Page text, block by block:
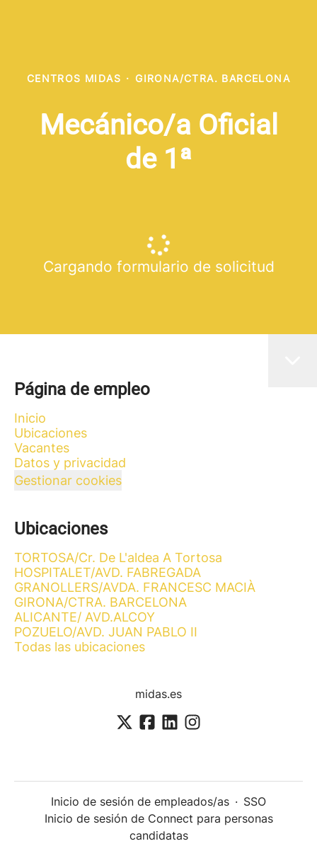
CENTROS MIDAS · GIRONA/CTRA. BARCELONA
Mecánico/a Oficial
de 1ª
Cargando formulario de solicitud
Página de empleo
Inicio
Ubicaciones
Vacantes
Datos y privacidad
Gestionar cookies
Ubicaciones
TORTOSA/Cr. De L'aldea A Tortosa
HOSPITALET/AVD. FABREGADA
GRANOLLERS/AVDA. FRANCESC MACIÀ
GIRONA/CTRA. BARCELONA
ALICANTE/ AVD.ALCOY
POZUELO/AVD. JUAN PABLO II
Todas las ubicaciones
midas.es
Inicio de sesión de empleados/as · SSO
Inicio de sesión de Connect para personas
candidatas